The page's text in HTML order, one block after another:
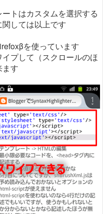
トはカスタムを選択する
しては以上です
を使っています
プして（スクロールのほ
ます